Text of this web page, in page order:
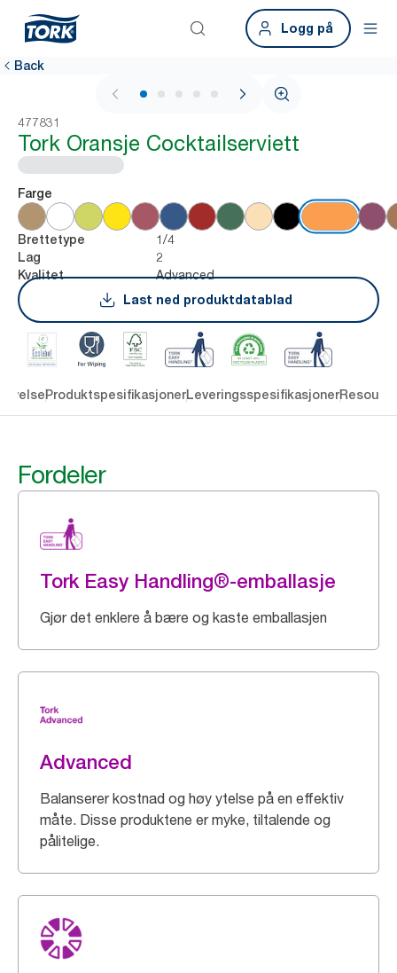
Logg på
Back
1 / 5
477831
Tork Oransje Cocktailserviett
Farge
Brettetype 1/4
Lag 2
Kvalitet
Advanced
Last ned produktdatablad
ProduktspesifikasjonerLeveringsspesifikasjoner
Fordeler
Tork Easy Handling®-emballasje
Gjør det enklere å bære og kaste emballasjen
Advanced
Balanserer kostnad og høy ytelse på en effektiv
måte. Disse produktene er myke, tiltalende og
pålitelige.